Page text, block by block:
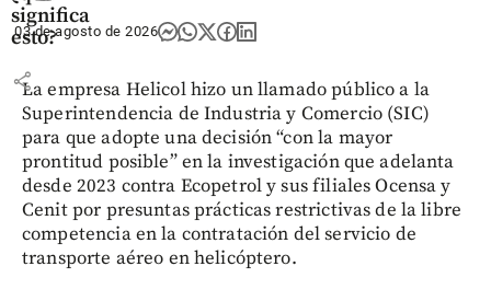
significa
esto?
share
03 de agosto de 2026
La empresa Helicol hizo un llamado público a la
Superintendencia de Industria y Comercio (SIC)
para que adopte una decisión “con la mayor
prontitud posible” en la investigación que adelanta
desde 2023 contra Ecopetrol y sus filiales Ocensa y
Cenit por presuntas prácticas restrictivas de la libre
competencia en la contratación del servicio de
transporte aéreo en helicóptero.